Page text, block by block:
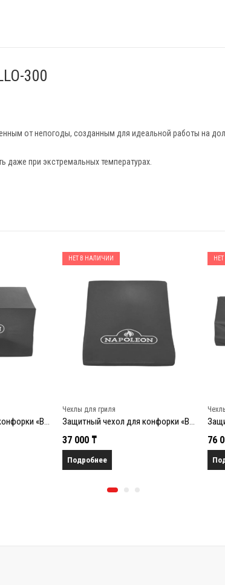
300
от непогоды, созданным для идеальной работы на
даже при экстремальных температурах.
Защитный чехол для конфорки «BIB 18»
НЕТ В НАЛИЧИИ
Чехлы для гриля
Защитный чехол для конфорки «BI 10»
37 000₸
Подробнее
НЕТ
76